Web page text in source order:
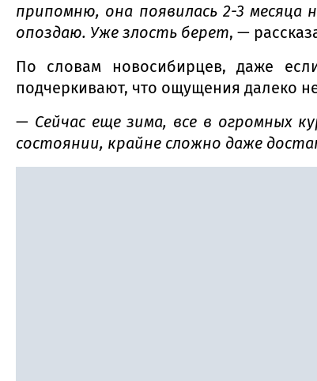
припомню, она появилась 2-3
опоздаю. Уже злость берет, —
По словам новосибирцев, даже
подчеркивают, что ощущения далеко
— Сейчас еще зима, все в огромных
состоянии, крайне сложно даже